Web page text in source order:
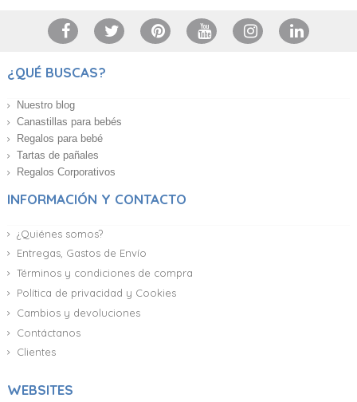
¿QUÉ BUSCAS?
Nuestro blog
Canastillas para bebés
Regalos para bebé
Tartas de pañales
Regalos Corporativos
INFORMACIÓN Y CONTACTO
¿Quiénes somos?
Entregas, Gastos de Envío
Términos y condiciones de compra
Política de privacidad y Cookies
Cambios y devoluciones
Contáctanos
Clientes
WEBSITES